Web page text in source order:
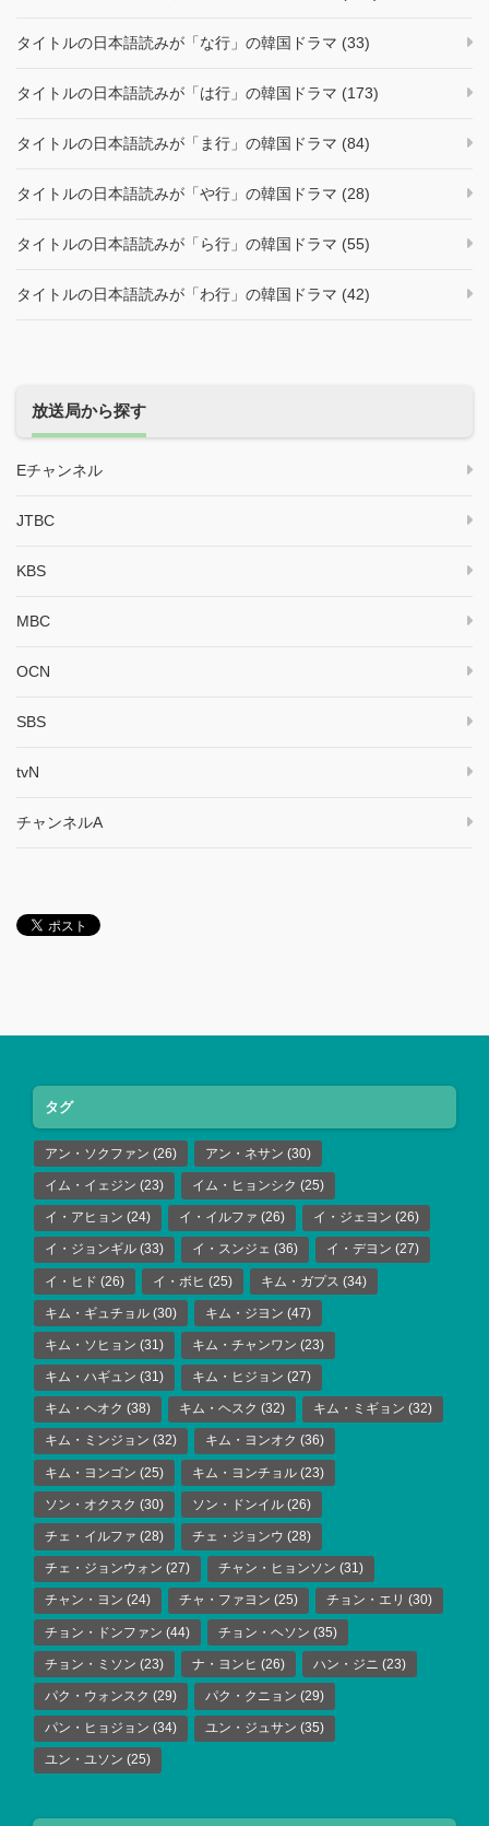
タイトルの日本語読みが「な行」の韓国ドラマ (33)
タイトルの日本語読みが「は行」の韓国ドラマ (173)
タイトルの日本語読みが「ま行」の韓国ドラマ (84)
タイトルの日本語読みが「や行」の韓国ドラマ (28)
タイトルの日本語読みが「ら行」の韓国ドラマ (55)
タイトルの日本語読みが「わ行」の韓国ドラマ (42)
放送局から探す
Eチャンネル
JTBC
KBS
MBC
OCN
SBS
tvN
チャンネルA
タグ
アン・ソクファン (26) アン・ネサン (30)
イム・イェジン (23) イム・ヒョンシク (25)
イ・アヒョン (24) イ・イルファ (26) イ・ジェヨン (26)
イ・ジョンギル (33) イ・スンジェ (36) イ・デヨン (27)
イ・ヒド (26) イ・ボヒ (25) キム・ガプス (34)
キム・ギュチョル (30) キム・ジヨン (47)
キム・ソヒョン (31) キム・チャンワン (23)
キム・ハギュン (31) キム・ヒジョン (27)
キム・ヘオク (38) キム・ヘスク (32) キム・ミギョン (32)
キム・ミンジョン (32) キム・ヨンオク (36)
キム・ヨンゴン (25) キム・ヨンチョル (23)
ソン・オクスク (30) ソン・ドンイル (26)
チェ・イルファ (28) チェ・ジョンウ (28)
チェ・ジョンウォン (27) チャン・ヒョンソン (31)
チャン・ヨン (24) チャ・ファヨン (25) チョン・エリ (30)
チョン・ドンファン (44) チョン・ヘソン (35)
チョン・ミソン (23) ナ・ヨンヒ (26) ハン・ジニ (23)
パク・ウォンスク (29) パク・クニョン (29)
パン・ヒョジョン (34) ユン・ジュサン (35)
ユン・ユソン (25)